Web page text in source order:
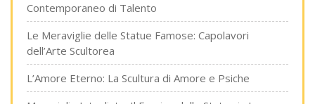
Contemporaneo di Talento
Le Meraviglie delle Statue Famose: Capolavori
dell’Arte Scultorea
L’Amore Eterno: La Scultura di Amore e Psiche